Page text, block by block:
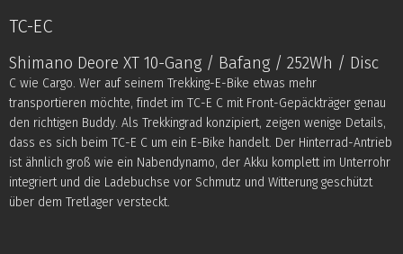
TC-EC
Shimano Deore XT 10-Gang / Bafang / 252Wh / Disc
C wie Cargo. Wer auf seinem Trekking-E-Bike etwas mehr
transportieren möchte, findet im TC-E C mit Front-Gepäckträger genau
den richtigen Buddy. Als Trekkingrad konzipiert, zeigen wenige Details,
dass es sich beim TC-E C um ein E-Bike handelt. Der Hinterrad-Antrieb
ist ähnlich groß wie ein Nabendynamo, der Akku komplett im Unterrohr
integriert und die Ladebuchse vor Schmutz und Witterung geschützt
über dem Tretlager versteckt.